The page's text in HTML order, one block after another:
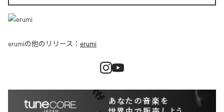
erumiの他のリリース： erumi